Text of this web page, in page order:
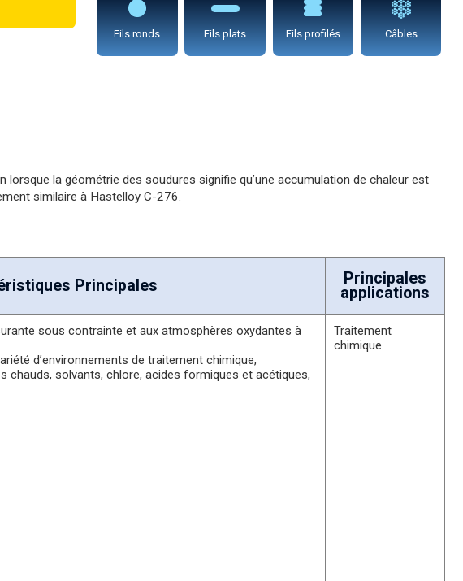
Fils ronds Fils plats Fils profilés Câbles
la géométrie des soudures signifie qu’une accumulation de chaleur est
similaire à Hastelloy C-276.
Principales Principales
applications
sous contrainte et aux atmosphères oxydantes à
d’environnements de traitement chimique,
chauds, solvants, chlore, acides formiques et acétiques,
Traitement
chimique